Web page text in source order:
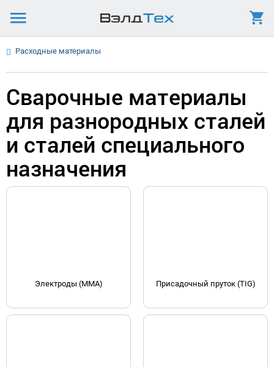
Расходные материалы
Сварочные материалы
для разнородных сталей
и сталей специального
назначения
Электроды (MMA) Присадочный пруток (TIG)